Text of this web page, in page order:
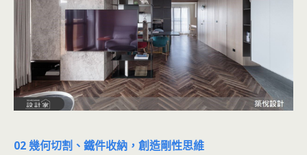
02 幾何切割、鐵件收納，創造剛性思維